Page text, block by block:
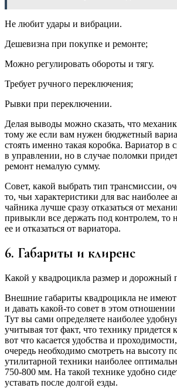
Не любит удары и вибрации.
Дешевизна при покупке и ремонте;
Можно регулировать обороты и тягу.
Требует ручного переключения;
Рывки при переключении.
Делая выводы можно сказать, что
тому же если вам нужен бюджетный
стоять именно такая коробка. Вариатор в
в управлении, но в случае поломки
ремонт немалую сумму.
Совет, какой выбрать тип трансмиссии,
то, чьи характеристики для вас наиболее
чайника лучше сразу отказаться от
привыкли все держать под контролем, то
ее и отказаться от вариатора.
6. Габариты и клиренс
Какой у квадроцикла размер и дорожный
Внешние габариты квадроцикла не имеют
и давать какой-то совет в этом
Тут вы сами определяете наиболее
учитывая тот факт, что технику придется
вот что касается удобства и
очередь необходимо смотреть на высоту
утилитарной техники наиболее
750-800 мм. На такой технике удобно
уставать после долгой езды.